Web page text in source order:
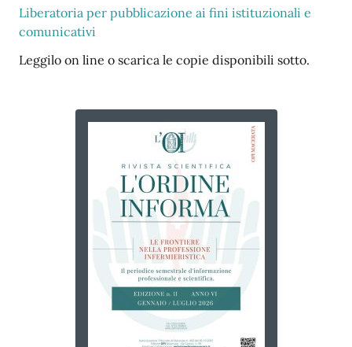
Liberatoria per pubblicazione ai fini istituzionali e
comunicativi
Leggilo on line o scarica le copie disponibili sotto.